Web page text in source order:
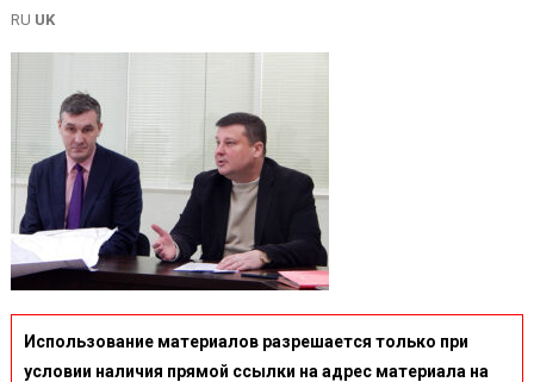
RU UK
Использование материалов разрешается только при
условии наличия прямой ссылки на адрес материала на